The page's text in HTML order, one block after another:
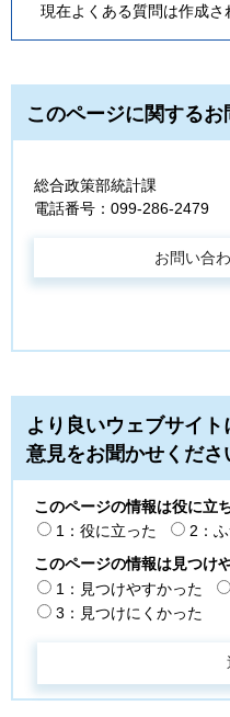
現在よくある質問は作成さ
このページに関するお
総合政策部統計課
電話番号：099-286-2479
より良いウェブサイ
意見をお聞かせくださ
このページの情報は役に立
1：役に立った
2：
このページの情報は見つけ
1：見つけやすかった
3：見つけにくかった